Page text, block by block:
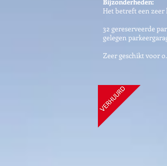
Het betreft een
32 gereserveerde
gelegen
Zeer geschikt voor